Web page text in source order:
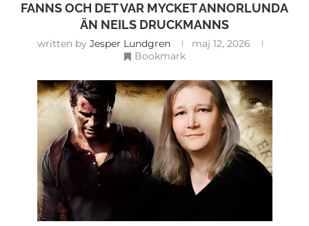
FANNS OCH DET VAR MYCKET ANNORLUNDA
ÄN NEILS DRUCKMANNS
written by Jesper Lundgren
maj 12, 2026
Bookmark